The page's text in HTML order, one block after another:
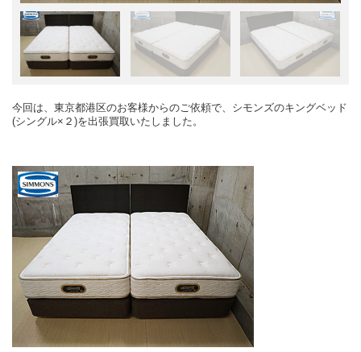
今回は、東京都港区のお客様からのご依頼で、シモンズのキングベッド
(シングル×２)を出張買取いたしました。